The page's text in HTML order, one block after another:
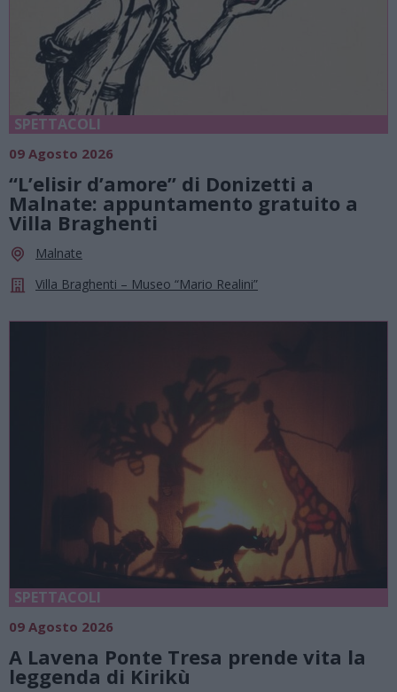
SPETTACOLI
09 Agosto 2026
“L’elisir d’amore” di Donizetti a
Malnate: appuntamento gratuito a
Villa Braghenti
Malnate
Villa Braghenti – Museo “Mario Realini”
SPETTACOLI
09 Agosto 2026
A Lavena Ponte Tresa prende vita la
leggenda di Kirikù